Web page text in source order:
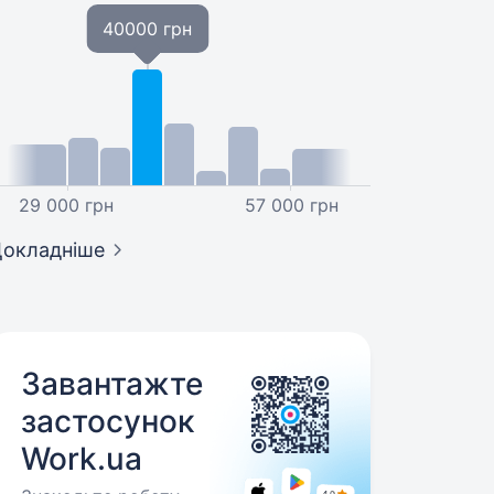
29 000 грн
40000 грн
57 000 грн
Завантажте
застосунок
Work.ua